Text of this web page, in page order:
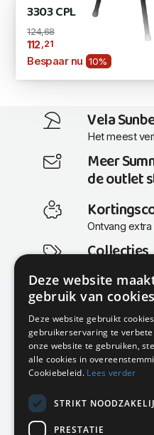
3303 CPL
124,68
112 ,21
Bespaar nu 10%
Vela
Het meest
Meer
de outlet
Ontvang
Collecties
Actuele en
KMP Kantoormeubilair
Airport Business Park
Frankfurtstraat 29-31
1175 RH Lijnden
020-617 01 26
Deze website
gebruik van
Deze website gebruikt
gebruikerservaring te
onze website te gebruiken,
alle cookies in
Cookiebeleid. Lees verder
STRIKT
PRESTATIE